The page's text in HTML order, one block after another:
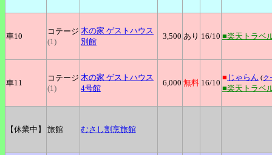
車10
コテージ
(1)
木の家 ゲストハウス
別館
3,500 あり 16/10 ■楽天トラベ
車11
コテージ
(1)
木の家 ゲストハウス
4号館
6,000 無料 16/10
■ じゃらん (ク
■楽天トラベ
【休業中】 旅館 むさし割烹旅館